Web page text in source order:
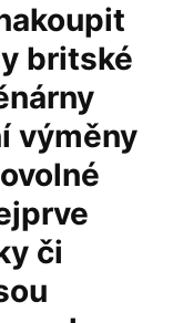
britské
výměny
či